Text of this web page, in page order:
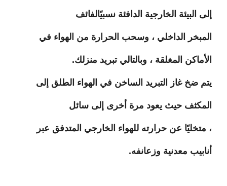
إلى البيئة الخارجية الدافئة نسبيًالفائف
المبخر الداخلي ، وسحب الحرارة من الهواء في
الأماكن المغلقة ، وبالتالي تبريد منزلك.
يتم ضخ غاز التبريد الساخن في الهواء الطلق إلى
المكثف حيث يعود مرة أخرى إلى سائل
، متخليًا عن حرارته للهواء الخارجي المتدفق عبر
أنابيب معدنية وزعانفه.